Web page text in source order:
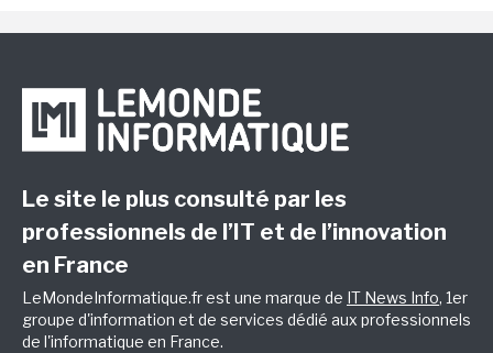
Le site le plus consulté par les
professionnels de l’IT et de l’innovation
en France
LeMondeInformatique.fr est une marque de IT News Info, 1er
groupe d'information et de services dédié aux professionnels
de l'informatique en France.